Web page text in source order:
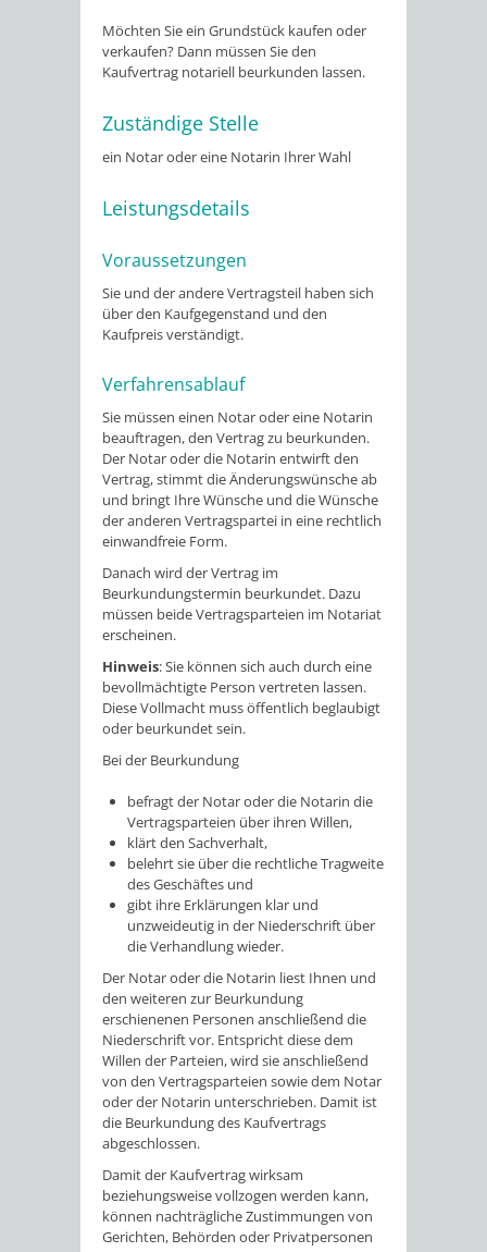
Möchten Sie ein Grundstück kaufen oder
verkaufen? Dann müssen Sie den
Kaufvertrag notariell beurkunden lassen.
Zuständige Stelle
ein Notar oder eine Notarin Ihrer Wahl
Leistungsdetails
Voraussetzungen
Sie und der andere Vertragsteil haben sich
über den Kaufgegenstand und den
Kaufpreis verständigt.
Verfahrensablauf
Sie müssen einen Notar oder eine Notarin
beauftragen, den Vertrag zu beurkunden.
Der Notar oder die Notarin entwirft den
Vertrag, stimmt die Änderungswünsche ab
und bringt Ihre Wünsche und die Wünsche
der anderen Vertragspartei in eine rechtlich
einwandfreie Form.
Danach wird der Vertrag im
Beurkundungstermin beurkundet. Dazu
müssen beide Vertragsparteien im Notariat
erscheinen.
Hinweis: Sie können sich auch durch eine
bevollmächtigte Person vertreten lassen.
Diese Vollmacht muss öffentlich beglaubigt
oder beurkundet sein.
Bei der Beurkundung
befragt der Notar oder die Notarin die
Vertragsparteien über ihren Willen,
klärt den Sachverhalt,
belehrt sie über die rechtliche Tragweite
des Geschäftes und
gibt ihre Erklärungen klar und
unzweideutig in der Niederschrift über
die Verhandlung wieder.
Der Notar oder die Notarin liest Ihnen und
den weiteren zur Beurkundung
erschienenen Personen anschließend die
Niederschrift vor. Entspricht diese dem
Willen der Parteien, wird sie anschließend
von den Vertragsparteien sowie dem Notar
oder der Notarin unterschrieben. Damit ist
die Beurkundung des Kaufvertrags
abgeschlossen.
Damit der Kaufvertrag wirksam
beziehungsweise vollzogen werden kann,
können nachträgliche Zustimmungen von
Gerichten, Behörden oder Privatpersonen